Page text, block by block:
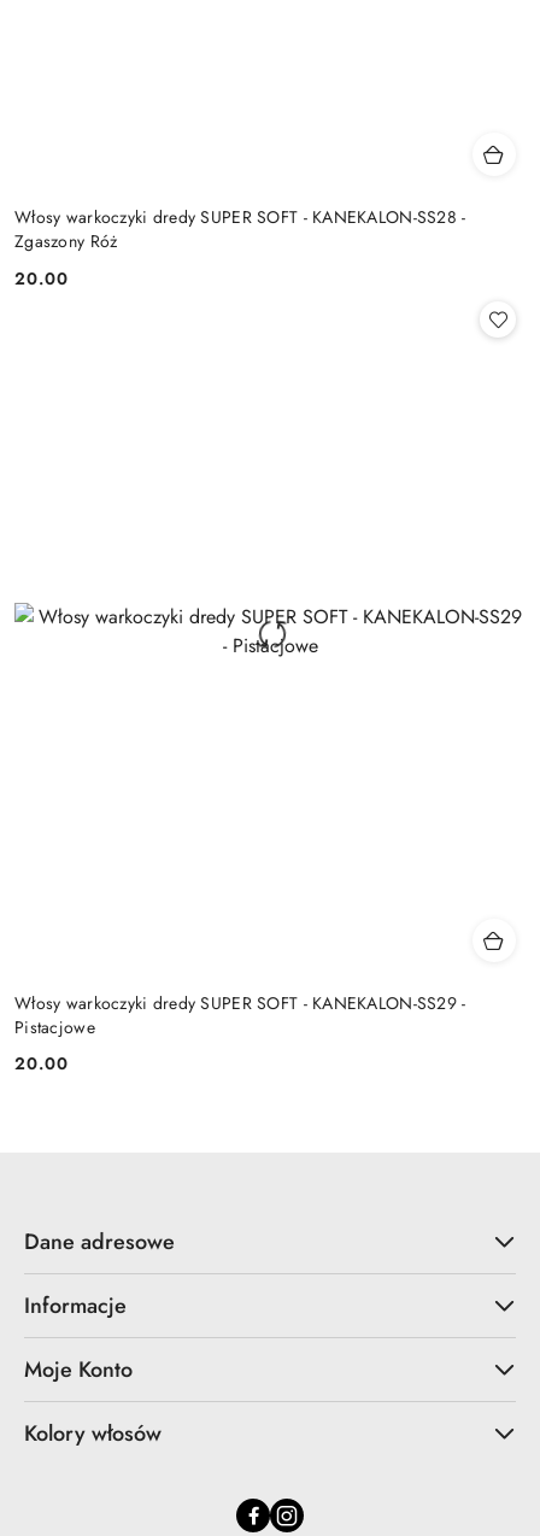
Włosy warkoczyki dredy SUPER SOFT - KANEKALON-SS28 -
Zgaszony Róż
Cena:
20.00
Włosy warkoczyki dredy SUPER SOFT - KANEKALON-SS29 -
Pistacjowe
Cena:
20.00
Dane adresowe
Informacje
Moje Konto
Kolory włosów